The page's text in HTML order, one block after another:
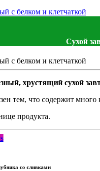
Сухой
хрустящий сухой
тем, что содержит
продукта.
со сливками